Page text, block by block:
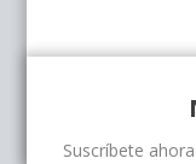
Suscríbete